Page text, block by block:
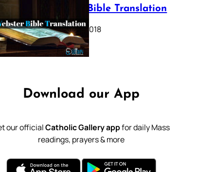
Webster Bible Translation
October 11, 2018
Download our App
our officialCatholic Gallery appfor daily Mass
readings, prayers & more